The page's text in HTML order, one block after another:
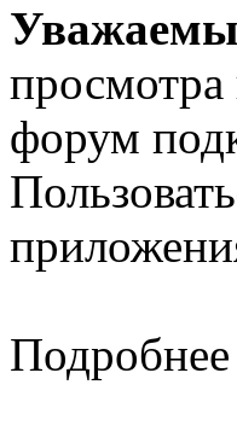
форум
Подробнее